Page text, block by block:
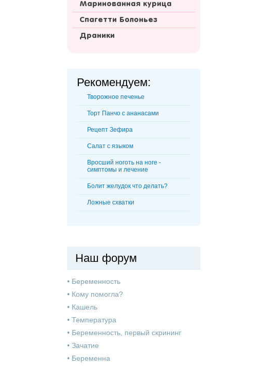
Маринованная курица
Спагетти Болоньез
Драники
Рекомендуем:
Творожное печенье
Торт Панчо с ананасами
Рецепт Зефира
Салат с языком
Вросший ноготь на ноге -
симптомы и лечение
Болит желудок что делать?
Ложные схватки
Наш форум
• Беременность
• Кому помогла?
• Кашель
• Температура
• Беременность, первый скрининг
• Зачатие
• Беременна